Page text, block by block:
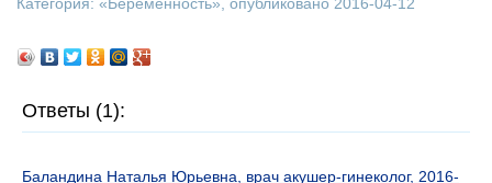
Ответы (1):
Баландина Наталья Юрьевна, врач акушер-гинеколог, 2016-